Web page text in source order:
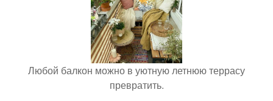
Любой балкон можно в уютную летнюю террасу
превратить.